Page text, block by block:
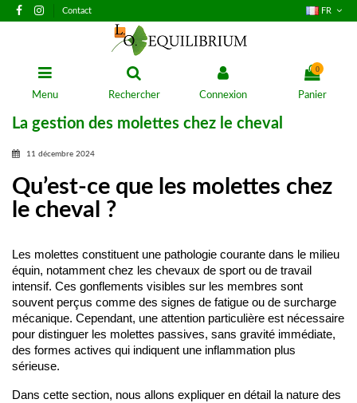
Contact FR
Menu Rechercher Connexion
0
Panier
La gestion des molettes chez le cheval
11 décembre 2024
Qu’est-ce que les molettes chez
le cheval ?
Les molettes constituent une pathologie courante dans le milieu
équin, notamment chez les chevaux de sport ou de travail
intensif. Ces gonflements visibles sur les membres sont
souvent perçus comme des signes de fatigue ou de surcharge
mécanique. Cependant, une attention particulière est nécessaire
pour distinguer les molettes passives, sans gravité immédiate,
des formes actives qui indiquent une inflammation plus
sérieuse.
Dans cette section, nous allons expliquer en détail la nature des